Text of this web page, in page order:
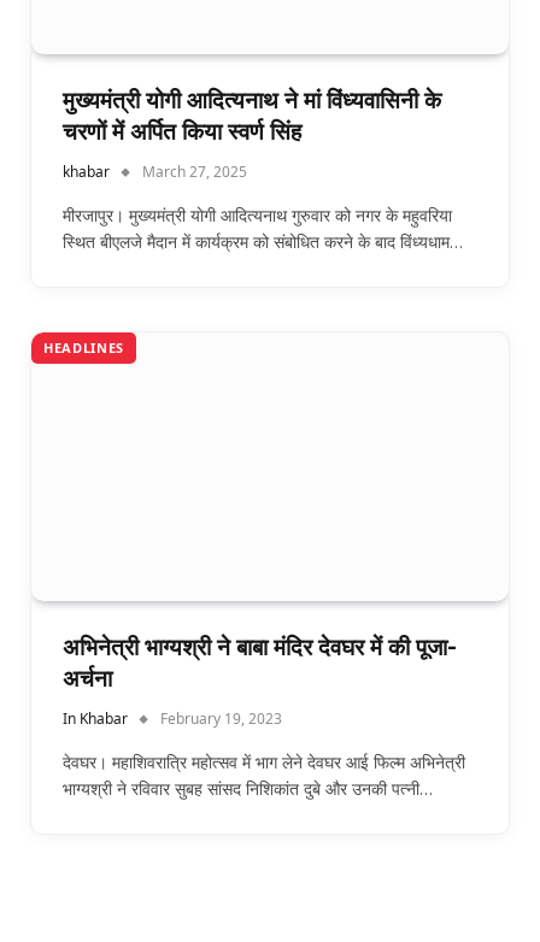
मुख्यमंत्री योगी आदित्यनाथ ने मां विंध्यवासिनी के
चरणों में अर्पित किया स्वर्ण सिंह
khabar March 27, 2025
मीरजापुर। मुख्यमंत्री योगी आदित्यनाथ गुरुवार को नगर के महुवरिया
स्थित बीएलजे मैदान में कार्यक्रम को संबोधित करने के बाद विंध्यधाम…
HEADLINES
अभिनेत्री भाग्यश्री ने बाबा मंदिर देवघर में की पूजा-
अर्चना
In Khabar February 19, 2023
देवघर। महाशिवरात्रि महोत्सव में भाग लेने देवघर आई फिल्म अभिनेत्री
भाग्यश्री ने रविवार सुबह सांसद निशिकांत दुबे और उनकी पत्नी…